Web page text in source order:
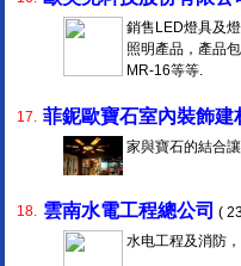
銷售LED燈具及
照明產品，產品
MR-16等等.
17. 菲鈮歐寶石室內裝飾建
家與寶石的結合
18. 雲南水電工程總公司 (
水电工程及消防